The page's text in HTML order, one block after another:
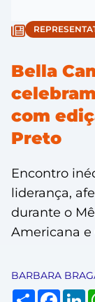
Bella
com
Preto
Encontro
liderança,
durante o
Americana e
BARBARA